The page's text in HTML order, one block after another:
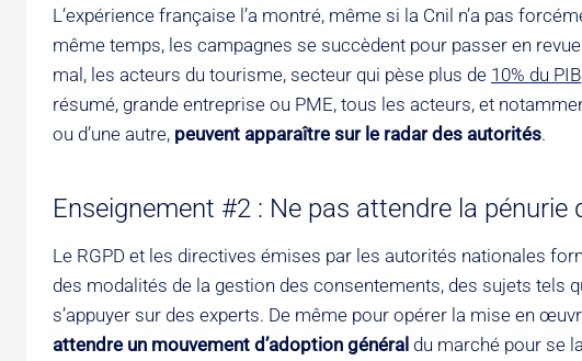
L’expérience française l’a montré, même si la Cnil n’a pas
même temps, les campagnes se succèdent pour passer en
mal, les acteurs du tourisme, secteur qui pèse plus de 10% du PIB
résumé, grande entreprise ou PME, tous les acteurs, et
ou d’une autre, peuvent apparaître sur le radar des autorités.
Enseignement #2 : Ne pas attendre la pénurie
Le RGPD et les directives émises par les autorités nationales
des modalités de la gestion des consentements, des sujets tels
s’appuyer sur des experts. De même pour opérer la mise en
attendre un mouvement d’adoption général du marché pour se